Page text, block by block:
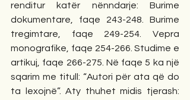
renditur katër nënndarje: Burime
dokumentare, faqe 243-248. Burime
tregimtare, faqe 249-254. Vepra
monografike, faqe 254-266. Studime e
artikuj, faqe 266-275. Në faqe 5 ka një
sqarim me titull: “Autori për ata që do
ta lexojnë”. Aty thuhet midis tjerash: